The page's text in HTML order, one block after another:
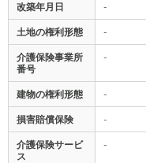
改築年月日 -
土地の権利形態 -
介護保険事業所
番号
-
建物の権利形態 -
損害賠償保険 -
介護保険サービ
ス
-